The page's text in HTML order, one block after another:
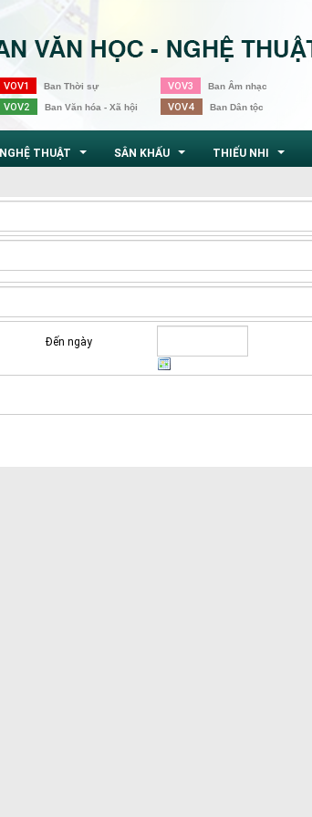
VOV1 Ban Thời sự
VOV2 Ban Văn hóa - Xã hội
VOV3 Ban Âm nhạc
VOV4 Ban Dân tộc
NGHỆ THUẬT SÂN KHẤU THIẾU NHI
Đến ngày